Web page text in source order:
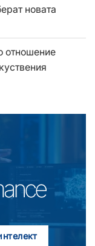
новата
отношение